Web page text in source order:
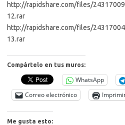
http://rapidshare.com/files/
12.rar
http://rapidshare.com/files/
13.rar
Compártelo en tus muros:
WhatsApp
Correo electrónico
Me gusta esto: